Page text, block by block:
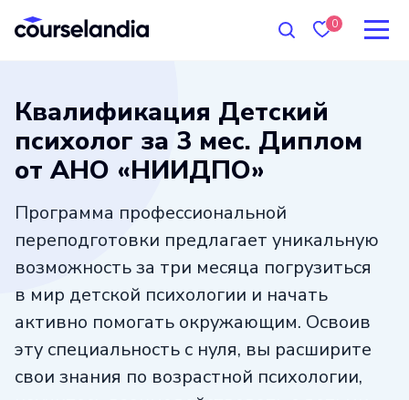
0
Квалификация Детский
психолог за 3 мес. Диплом
от АНО «НИИДПО»
Программа профессиональной
переподготовки предлагает уникальную
возможность за три месяца погрузиться
в мир детской психологии и начать
активно помогать окружающим. Освоив
эту специальность с нуля, вы расширите
свои знания по возрастной психологии,